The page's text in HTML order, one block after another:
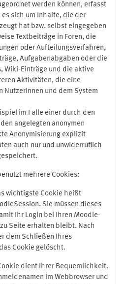
werden können, erfasst
sich um Inhalte, die der
hat bzw. selbst eingegeben
Textbeiträge in Foren, die
oder Aufteilungsverfahren,
Aufgabenabgaben oder die
Wiki-Einträge und die aktive
Aktivitäten, die eine
NutzerInnen und dem System
im Falle einer durch den
angelegten anonymen
Anonymisierung explizit
auch nur und unwiderruflich
mehrere Cookies:
wichtigste Cookie heißt
Sie müssen dieses
Ihr Login bei Ihren Moodle-
Seite erhalten bleibt. Nach
dem Schließen Ihres
Cookie gelöscht.
dient Ihrer Bequemlichkeit.
im Webbrowser und